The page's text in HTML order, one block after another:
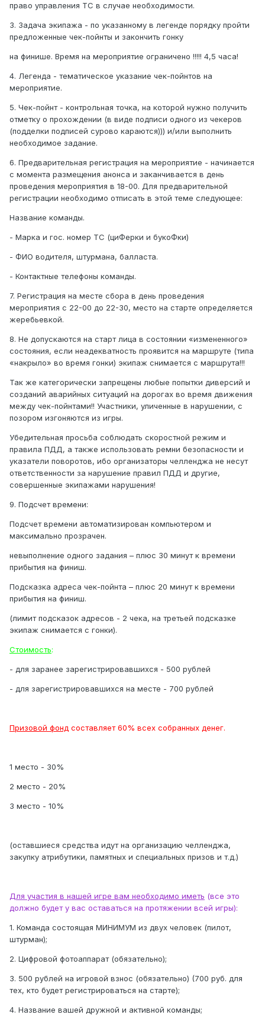
право управления ТС в случае необходимости.
3. Задача экипажа - по указанному в легенде порядку пройти
предложенные чек-пойнты и закончить гонку
на финише. Время на мероприятие ограничено !!!!! 4,5 часа!
4. Легенда - тематическое указание чек-пойнтов на
мероприятие.
5. Чек-пойнт - контрольная точка, на которой нужно получить
отметку о прохождении (в виде подписи одного из чекеров
(подделки подписей сурово караются))) и/или выполнить
необходимое задание.
6. Предварительная регистрация на мероприятие - начинается
с момента размещения анонса и заканчивается в день
проведения мероприятия в 18-00. Для предварительной
регистрации необходимо отписать в этой теме следующее:
Название команды.
- Марка и гос. номер ТС (циФерки и букоФки)
- ФИО водителя, штурмана, балласта.
- Контактные телефоны команды.
7. Регистрация на месте сбора в день проведения
мероприятия с 22-00 до 22-30, место на старте определяется
жеребьевкой.
8. Не допускаются на старт лица в состоянии «измененного»
состояния, если неадекватность проявится на маршруте (типа
«накрыло» во время гонки) экипаж снимается с маршрута!!!
Так же категорически запрещены любые попытки диверсий и
созданий аварийных ситуаций на дорогах во время движения
между чек-пойнтами!! Участники, уличенные в нарушении, с
позором изгоняются из игры.
Убедительная просьба соблюдать скоростной режим и
правила ПДД, а также использовать ремни безопасности и
указатели поворотов, ибо организаторы челленджа не несут
ответственности за нарушение правил ПДД и другие,
совершенные экипажами нарушения!
9. Подсчет времени:
Подсчет времени автоматизирован компьютером и
максимально прозрачен.
невыполнение одного задания – плюс 30 минут к времени
прибытия на финиш.
Подсказка адреса чек-пойнта – плюс 20 минут к времени
прибытия на финиш.
(лимит подсказок адресов - 2 чека, на третьей подсказке
экипаж снимается с гонки).
Стоимость:
- для заранее зарегистрировавшихся - 500 рублей
- для зарегистрировавшихся на месте - 700 рублей
Призовой фонд составляет 60% всех собранных денег.
1 место - 30%
2 место - 20%
3 место - 10%
(оставшиеся средства идут на организацию челленджа,
закупку атрибутики, памятных и специальных призов и т.д.)
Для участия в нашей игре вам необходимо иметь (все это
должно будет у вас оставаться на протяжении всей игры):
1. Команда состоящая МИНИМУМ из двух человек (пилот,
штурман);
2. Цифровой фотоаппарат (обязательно);
3. 500 рублей на игровой взнос (обязательно) (700 руб. для
тех, кто будет регистрироваться на старте);
4. Название вашей дружной и активной команды;